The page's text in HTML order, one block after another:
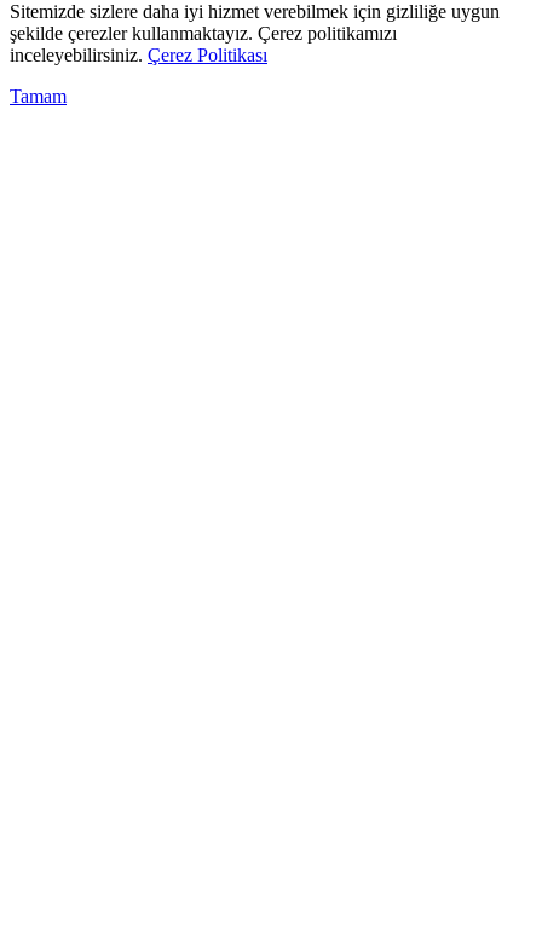
Sitemizde sizlere daha iyi hizmet verebilmek için gizliliğe uygun
şekilde çerezler kullanmaktayız. Çerez politikamızı
inceleyebilirsiniz. Çerez Politikası
Tamam